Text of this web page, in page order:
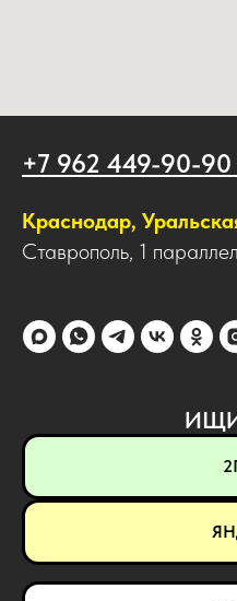
+7 962 449-90-90
Краснодар,
Ставрополь, 1